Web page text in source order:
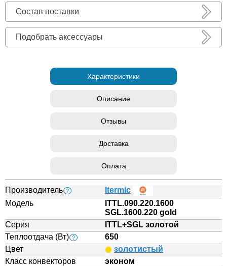
Состав поставки
Подобрать аксессуары
Характеристики
Описание
Отзывы
Доставка
Оплата
Производитель ?
Itermic
Модель
ITTL.090.220.1600
SGL.1600.220 gold
Серия
ITTL+SGL золотой
Теплоотдача (Вт) ?
650
Цвет
золотистый
Класс конвекторов
эконом